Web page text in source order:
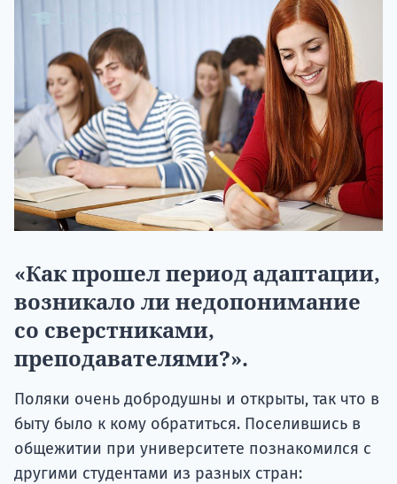
«Как прошел период адаптации,
возникало ли недопонимание
со сверстниками,
преподавателями?».
Поляки очень добродушны и открыты, так что в
быту было к кому обратиться. Поселившись в
общежитии при университете познакомился с
другими студентами из разных стран: